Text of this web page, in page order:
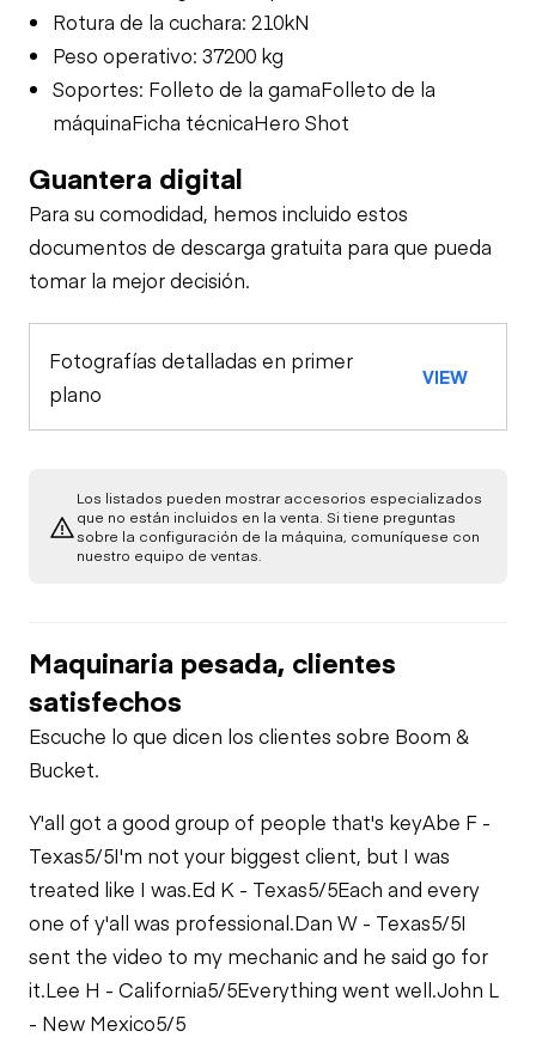
Rotura de la cuchara: 210kN
Peso operativo: 37200 kg
Soportes: Folleto de la gamaFolleto de la
máquinaFicha técnicaHero Shot
Guantera digital
Para su comodidad, hemos incluido estos
documentos de descarga gratuita para que pueda
tomar la mejor decisión.
Fotografías detalladas en primer
plano
VIEW
Los listados pueden mostrar accesorios especializados
que no están incluidos en la venta. Si tiene preguntas
sobre la configuración de la máquina, comuníquese con
nuestro equipo de ventas.
Maquinaria pesada, clientes
satisfechos
Escuche lo que dicen los clientes sobre Boom &
Bucket.
Y'all got a good group of people that's keyAbe F -
Texas5/5I'm not your biggest client, but I was
treated like I was.Ed K - Texas5/5Each and every
one of y'all was professional.Dan W - Texas5/5I
sent the video to my mechanic and he said go for
it.Lee H - California5/5Everything went well.John L
- New Mexico5/5